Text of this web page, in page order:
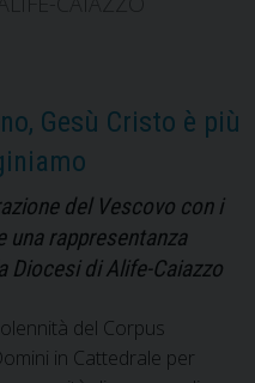
Gesù Cristo è più
del Vescovo con i
una rappresentanza
Diocesi di Alife-Caiazzo
del Corpus
in Cattedrale per